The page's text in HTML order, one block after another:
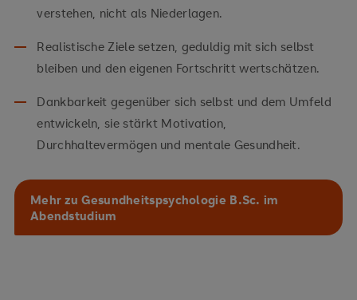
verstehen, nicht als Niederlagen.
Realistische Ziele setzen, geduldig mit sich selbst
bleiben und den eigenen Fortschritt wertschätzen.
Dankbarkeit gegenüber sich selbst und dem Umfeld
entwickeln, sie stärkt Motivation,
Durchhaltevermögen und mentale Gesundheit.
Mehr zu Gesundheitspsychologie B.Sc. im
Abendstudium